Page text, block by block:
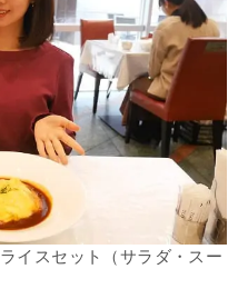
イスセット（サラダ・スー